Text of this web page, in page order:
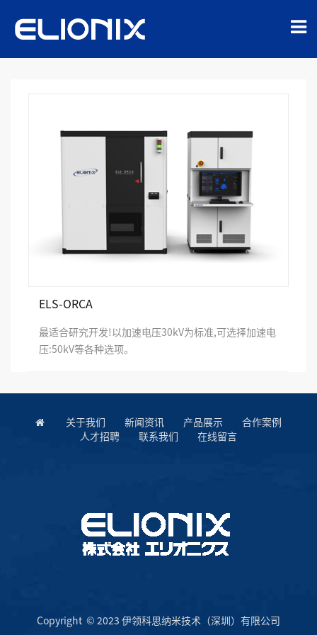
ELS-ORCA
最适合研究开发!以加速电压30kV为标准,可选择加速电
压:50kV等各种选项。
关于我们 新闻资讯 产品展示
合作案例
人才招聘
联系我们 在线留言
Copyright © 2023 伊领科思纳米技术（深圳）有限公司